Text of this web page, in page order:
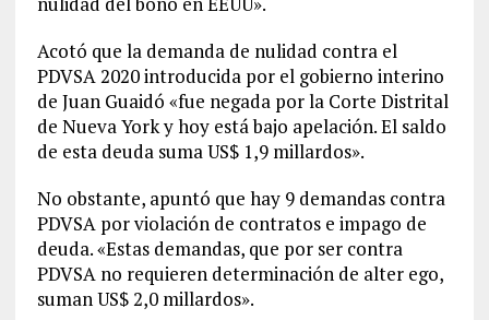
Acotó que la demanda de nulidad contra el
PDVSA 2020 introducida por el gobierno interino
de Juan Guaidó «fue negada por la Corte Distrital
de Nueva York y hoy está bajo apelación. El saldo
de esta deuda suma US$ 1,9 millardos».
No obstante, apuntó que hay 9 demandas contra
PDVSA por violación de contratos e impago de
deuda. «Estas demandas, que por ser contra
PDVSA no requieren determinación de alter ego,
suman US$ 2,0 millardos».